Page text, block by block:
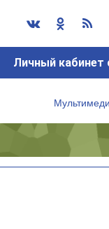
Личный кабинет